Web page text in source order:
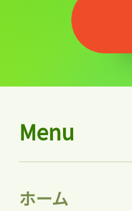
Menu
ホーム